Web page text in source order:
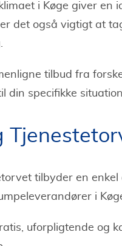
i Køge giver en
det også vigtigt at
tilbud fra
din specifikke
tilbyder en
i
uforpligtende og